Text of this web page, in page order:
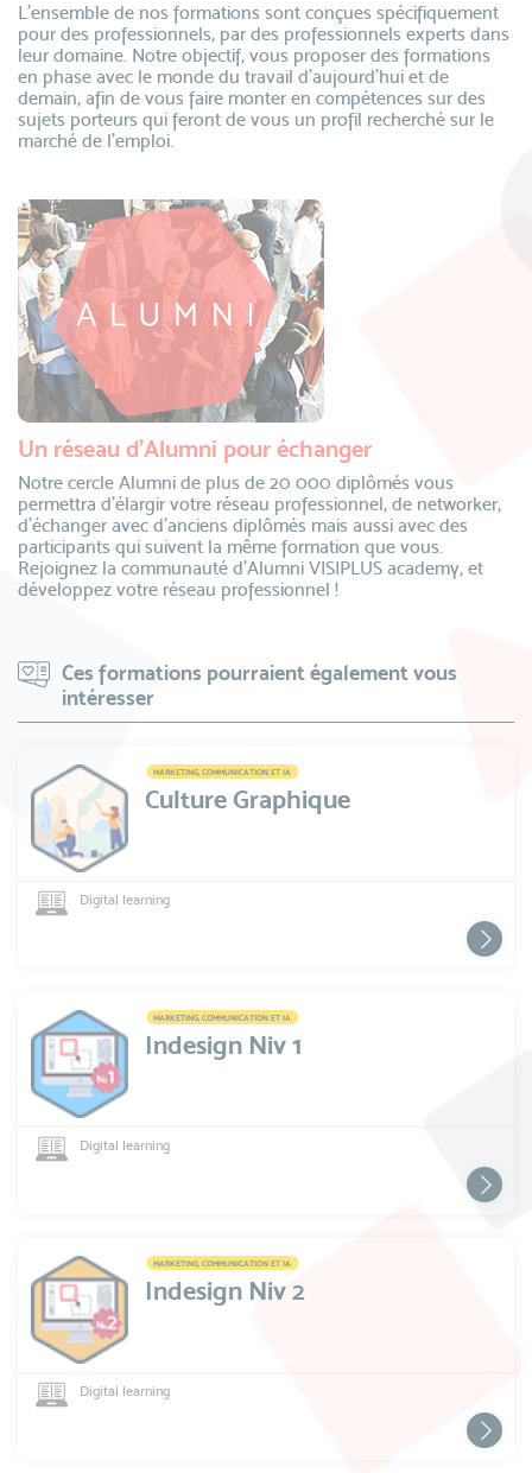
L’ensemble de nos formations sont conçues spécifiquement
pour des professionnels, par des professionnels experts dans
leur domaine. Notre objectif, vous proposer des formations
en phase avec le monde du travail d’aujourd’hui et de
demain, afin de vous faire monter en compétences sur des
sujets porteurs qui feront de vous un profil recherché sur le
marché de l’emploi.
Un réseau d’Alumni pour échanger
Notre cercle Alumni de plus de 20 000 diplômés vous
permettra d’élargir votre réseau professionnel, de networker,
d’échanger avec d’anciens diplômés mais aussi avec des
participants qui suivent la même formation que vous.
Rejoignez la communauté d’Alumni VISIPLUS academy, et
développez votre réseau professionnel !
Ces formations pourraient également vous
intéresser
MARKETING, COMMUNICATION ET IA
Culture Graphique
Digital learning
MARKETING, COMMUNICATION ET IA
Indesign Niv 1
Digital learning
MARKETING, COMMUNICATION ET IA
Indesign Niv 2
Digital learning